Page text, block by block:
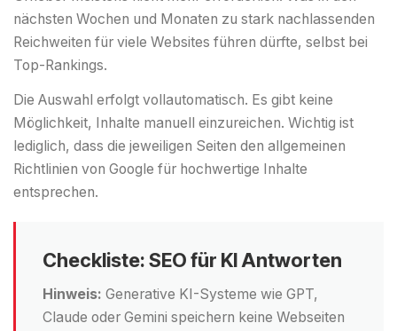
nächsten Wochen und Monaten zu stark nachlassenden
Reichweiten für viele Websites führen dürfte, selbst bei
Top-Rankings.
Die Auswahl erfolgt vollautomatisch. Es gibt keine
Möglichkeit, Inhalte manuell einzureichen. Wichtig ist
lediglich, dass die jeweiligen Seiten den allgemeinen
Richtlinien von Google für hochwertige Inhalte
entsprechen.
Checkliste: SEO für KI Antworten
Hinweis: Generative KI-Systeme wie GPT,
Claude oder Gemini speichern keine Webseiten